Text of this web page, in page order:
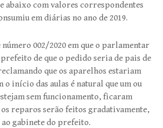
abaixo com valores correspondentes
em diárias no ano de 2019.
002/2020 em que o parlamentar
de que o pedido seria de pais de
que os aparelhos estariam
o início das aulas é natural que um ou
sem funcionamento, ficaram
os reparos serão feitos gradativamente,
gabinete do prefeito.